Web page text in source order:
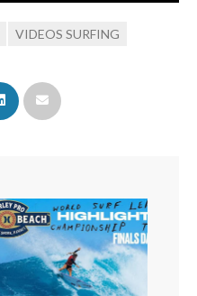
VIDEOS SURFING